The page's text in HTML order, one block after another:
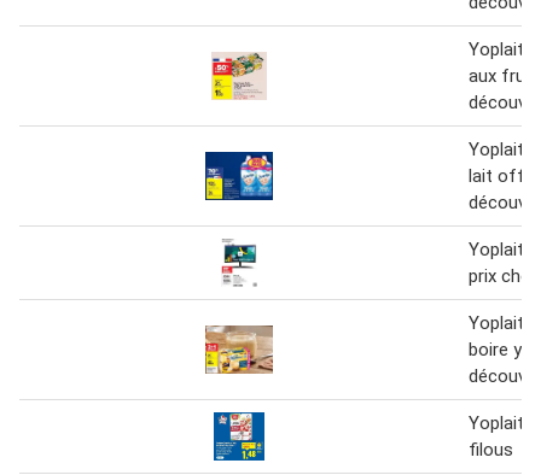
Yoplait
aux
Yoplait -
lait offre
Yoplait -
prix choc
Yoplait -
boire
Yoplait
filous